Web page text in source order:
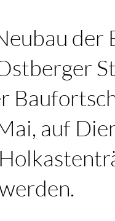
der
auf